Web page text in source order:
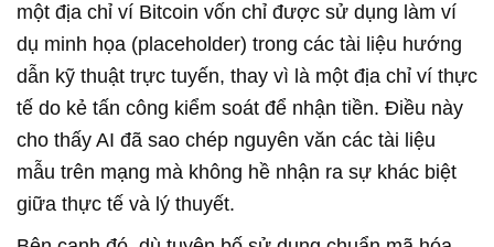
một địa chỉ ví Bitcoin vốn chỉ được sử dụng làm ví
dụ minh họa (placeholder) trong các tài liệu hướng
dẫn kỹ thuật trực tuyến, thay vì là một địa chỉ ví thực
tế do kẻ tấn công kiểm soát để nhận tiền. Điều này
cho thấy AI đã sao chép nguyên văn các tài liệu
mẫu trên mạng mà không hề nhận ra sự khác biệt
giữa thực tế và lý thuyết.